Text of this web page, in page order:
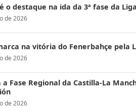
o destaque na ida da 3ª fase da
de 2026
na vitória do Fenerbahçe pela
de 2026
Fase Regional da Castilla-La
de 2026